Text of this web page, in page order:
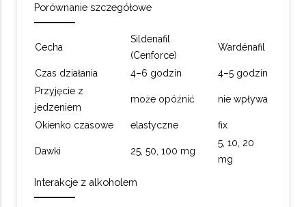
Porównanie szczegółowe
Cecha
Sildenafil
(Cenforce)
Wardénafil
Czas działania 4–6 godzin
4–5 godzin
Przyjęcie z
jedzeniem
może opóźnić nie wpływa
Okienko czasowe elastyczne fix
Dawki 25, 50, 100 mg
5, 10, 20
mg
Interakcje z alkoholem